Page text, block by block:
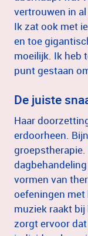
vertrouwen in
Ik zat ook met
en toe
moeilijk. Ik heb
punt gestaan
De juiste
Haar
erdoorheen.
vormen van
oefeningen
muziek raakt
zorgt ervoor